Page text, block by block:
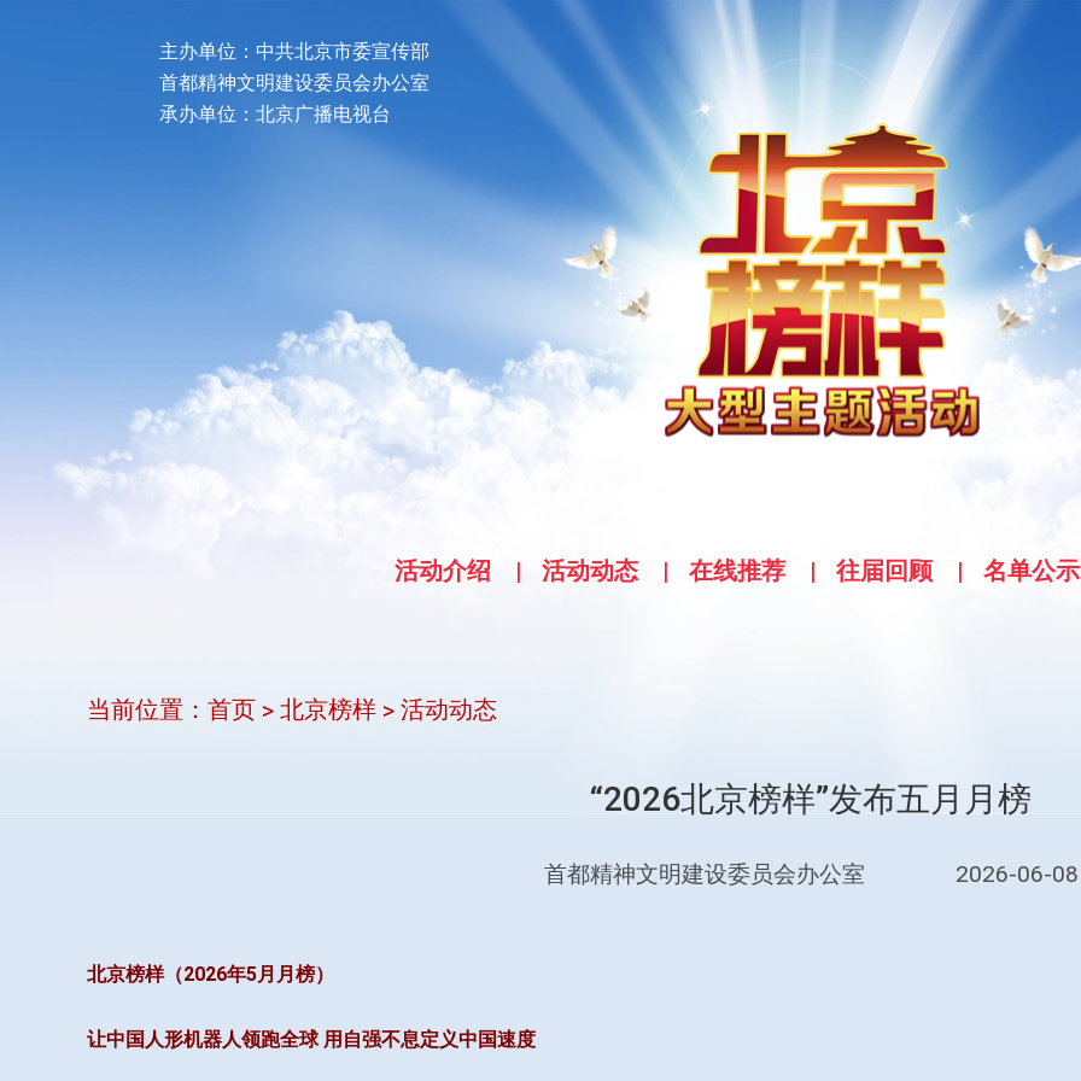
主办单位：中共北京市委宣传部
首都精神文明建设委员会办公室
承办单位：北京广播电视台
活动介绍 活动动态 在线推荐 往届回顾 名单公示
当前位置： 首页 > 北京榜样 > 活动动态
“2026北京榜样”发布五月月榜
首都精神文明建设委员会办公室 2026-06-08
北京榜样（2026年5月月榜）
让中国人形机器人领跑全球 用自强不息定义中国速度